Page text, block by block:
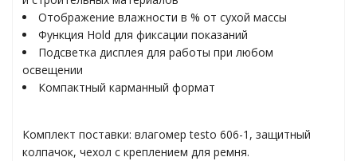
материалов
давления
Отображение влажности в % от сухой массы
Функция Hold для фиксации показаний
Подсветка дисплея для работы при любом
освещении
Компактный карманный формат
Комплект поставки: влагомер testo 606-1, защитный
колпачок, чехол с креплением для ремня.